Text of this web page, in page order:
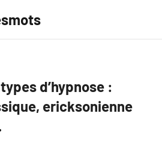
d’hypnose :
ericksonienne